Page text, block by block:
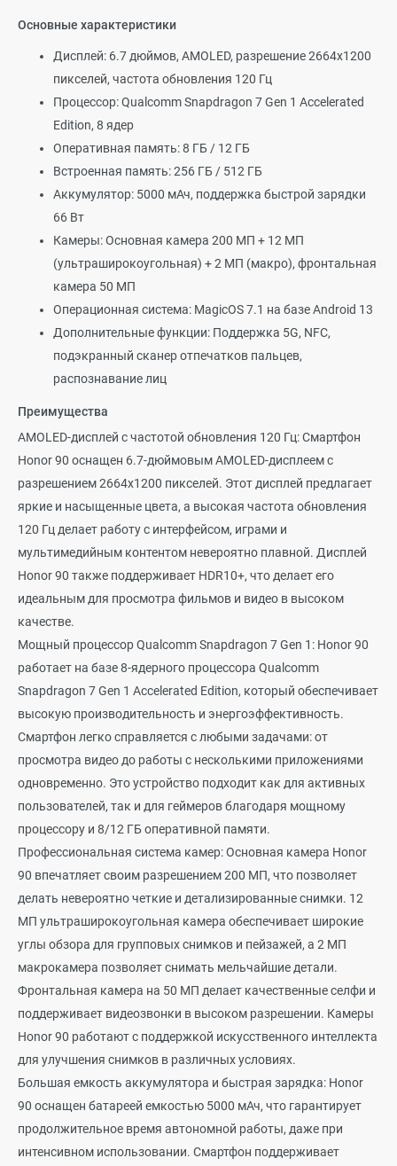
Основные характеристики
Дисплей: 6.7 дюймов, AMOLED, разрешение 2664x1200
пикселей, частота обновления 120 Гц
Процессор: Qualcomm Snapdragon 7 Gen 1 Accelerated
Edition, 8 ядер
Оперативная память: 8 ГБ / 12 ГБ
Встроенная память: 256 ГБ / 512 ГБ
Аккумулятор: 5000 мАч, поддержка быстрой зарядки
66 Вт
Камеры: Основная камера 200 МП + 12 МП
(ультраширокоугольная) + 2 МП (макро), фронтальная
камера 50 МП
Операционная система: MagicOS 7.1 на базе Android 13
Дополнительные функции: Поддержка 5G, NFC,
подэкранный сканер отпечатков пальцев,
распознавание лиц
Преимущества
AMOLED-дисплей с частотой обновления 120 Гц: Смартфон
Honor 90 оснащен 6.7-дюймовым AMOLED-дисплеем с
разрешением 2664x1200 пикселей. Этот дисплей предлагает
яркие и насыщенные цвета, а высокая частота обновления
120 Гц делает работу с интерфейсом, играми и
мультимедийным контентом невероятно плавной. Дисплей
Honor 90 также поддерживает HDR10+, что делает его
идеальным для просмотра фильмов и видео в высоком
качестве.
Мощный процессор Qualcomm Snapdragon 7 Gen 1: Honor 90
работает на базе 8-ядерного процессора Qualcomm
Snapdragon 7 Gen 1 Accelerated Edition, который обеспечивает
высокую производительность и энергоэффективность.
Смартфон легко справляется с любыми задачами: от
просмотра видео до работы с несколькими приложениями
одновременно. Это устройство подходит как для активных
пользователей, так и для геймеров благодаря мощному
процессору и 8/12 ГБ оперативной памяти.
Профессиональная система камер: Основная камера Honor
90 впечатляет своим разрешением 200 МП, что позволяет
делать невероятно четкие и детализированные снимки. 12
МП ультраширокоугольная камера обеспечивает широкие
углы обзора для групповых снимков и пейзажей, а 2 МП
макрокамера позволяет снимать мельчайшие детали.
Фронтальная камера на 50 МП делает качественные селфи и
поддерживает видеозвонки в высоком разрешении. Камеры
Honor 90 работают с поддержкой искусственного интеллекта
для улучшения снимков в различных условиях.
Большая емкость аккумулятора и быстрая зарядка: Honor
90 оснащен батареей емкостью 5000 мАч, что гарантирует
продолжительное время автономной работы, даже при
интенсивном использовании. Смартфон поддерживает